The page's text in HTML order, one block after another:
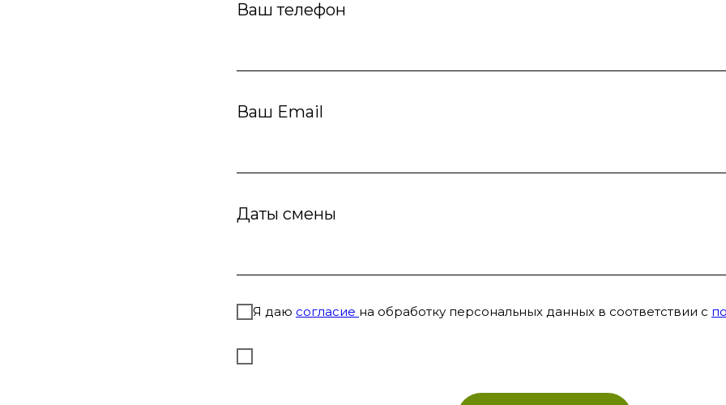
Ваш телефон
Ваш Email
Даты смены
Я даю согласие на обработку персональных данных в соответствии с